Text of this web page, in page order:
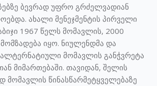
ბევრად უფრო გრძელვადიან
ახალი მენეჯმენტის პირველი
1967 წელს მომავლის, 2000
იყო. ნიულენდმა და
მომავლის განჭვრეტა
მიმართებაში. თავიდან, შელის
წინასწარმეტყველებაზე